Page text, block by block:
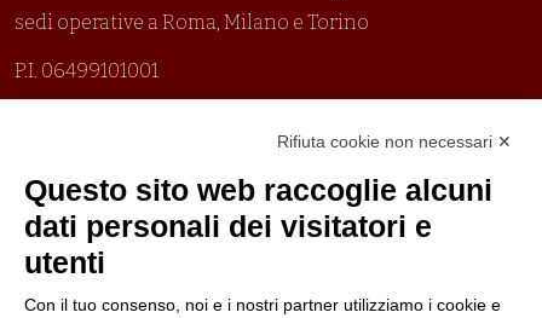
sedi operative a Roma, Milano e Torino
P.I. 06499101001
Prima emissione 26/04/2007
Politica per la parità di genere
Politica antibullismo
Rifiuta cookie non necessari ✕
Questo sito web raccoglie alcuni
dati personali dei visitatori e
utenti
Con il tuo consenso, noi e i nostri partner utilizziamo i cookie e